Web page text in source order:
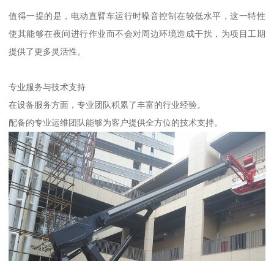
值得一提的是，电动直臂车运行时噪音控制在较低水平，这一特性
使其能够在夜间进行作业而不会对周边环境造成干扰，为项目工期
提供了更多灵活性。
专业服务与技术支持
在设备服务方面，专业团队积累了丰富的行业经验。
配备的专业运维团队能够为客户提供全方位的技术支持。